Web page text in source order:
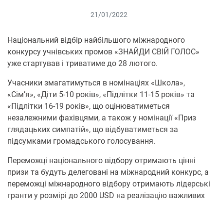
21/01/2022
Національний відбір найбільшого міжнародного
конкурсу учнівських промов «ЗНАЙДИ СВІЙ ГОЛОС»
уже стартував і триватиме до 28 лютого.
Учасники змагатимуться в номінаціях «Школа»,
«Сім’я», «Діти 5-10 років», «Підлітки 11-15 років» та
«Підлітки 16-19 років», що оцінюватиметься
незалежними фахівцями, а також у номінації «Приз
глядацьких симпатій», що відбуватиметься за
підсумками громадського голосування.
Переможці національного відбору отримають цінні
призи та будуть делеговані на міжнародний конкурс, а
переможці міжнародного відбору отримають лідерські
гранти у розмірі до 2000 USD на реалізацію важливих